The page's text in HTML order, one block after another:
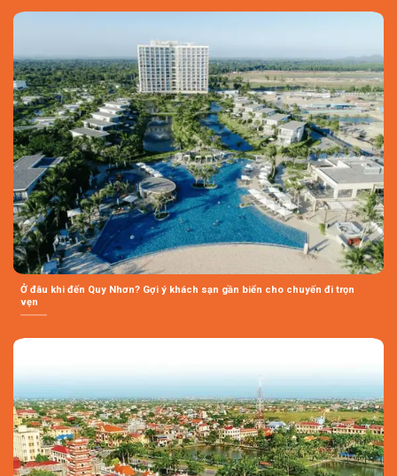
Ở đâu khi đến Quy Nhơn? Gợi ý khách sạn gần biển cho chuyến đi trọn
vẹn